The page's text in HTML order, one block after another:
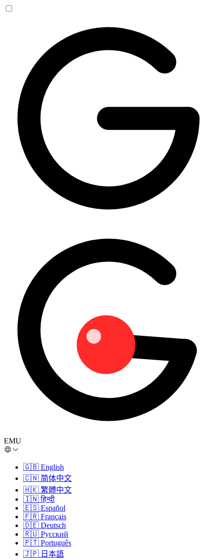
EMU
🇬🇧 English
🇨🇳 简体中文
🇭🇰 繁體中文
🇮🇳 हिन्दी
🇪🇸 Español
🇫🇷 Français
🇩🇪 Deutsch
🇷🇺 Русский
🇵🇹 Português
🇯🇵 日本語